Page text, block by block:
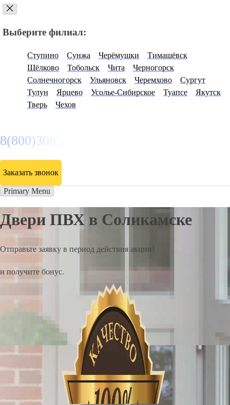
Выберите филиал:
Ступино Сунжа Черёмушки
Тимашёвск
Щёлково
Тобольск Чита
Черногорск
Солнечногорск
Ульяновск Черемхово
Сургут
Тулун
Ярцево Усолье-Сибирское Туапсе
Якутск
Тверь
Чехов
8(800)3085303
Заказать звонок
Primary Menu
Двери ПВХ в Соликамске
Отправьте заявку в период действия акции!
и получите бонус.